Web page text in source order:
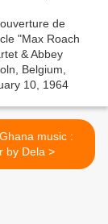
music :
Fever by Dela >